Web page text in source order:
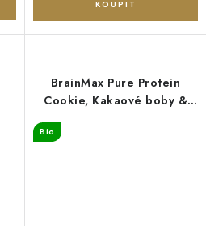
BrainMax Pure Protein
Cookie, Kakaové boby &
Bílá čokoláda, BIO, 60 g
Bio